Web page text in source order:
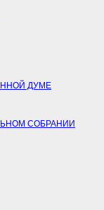
ДУМЕ
СОБРАНИИ